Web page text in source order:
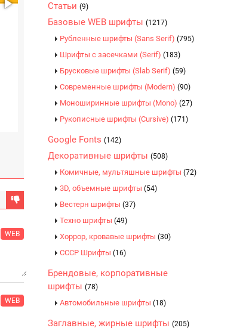
WEB
WEB
Статьи (9)
Базовые WEB шрифты (1217)
Рубленные шрифты (Sans Serif) (795)
Шрифты с засечками (Serif) (183)
Брусковые шрифты (Slab Serif) (59)
Современные шрифты (Modern) (90)
Моноширинные шрифты (Mono) (27)
Рукописные шрифты (Cursive) (171)
Google Fonts (142)
Декоративные шрифты (508)
Комичные, мультяшные шрифты (72)
3D, объемные шрифты (54)
Вестерн шрифты (37)
Техно шрифты (49)
Хоррор, кровавые шрифты (30)
CCCР Шрифты (16)
Брендовые, корпоративные
шрифты (78)
Автомобильные шрифты (18)
Заглавные, жирные шрифты (205)